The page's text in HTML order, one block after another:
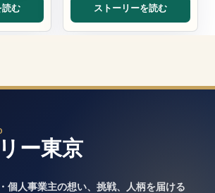
読む ストーリーを読む
ー東京
個人事業主の想い、挑戦、人柄を届ける